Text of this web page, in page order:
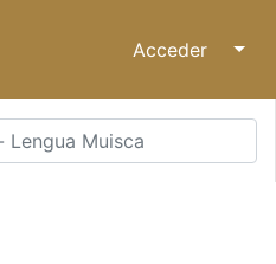
Acceder ↓